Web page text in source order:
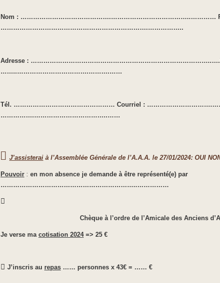
Nom : …………………………………….………………………………..…………
…………………………………………………………….……………..
Adresse :
……..…………………………….……….……
Tél. ………………………………………… Courriel :
…………….……………………………..……
 J’assisterai à l’Assemblée Générale de l’A.A.A. le 27/01/2024: OUI
Pouvoir : en mon absence je demande à être représenté(e) par
………………………………………………………..……………

Chèque à l’ordre de l’Amicale des Anciens
Je verse ma cotisation 2024=> 25 €
 J’inscris au repas …… personnes x 43€ = …… €